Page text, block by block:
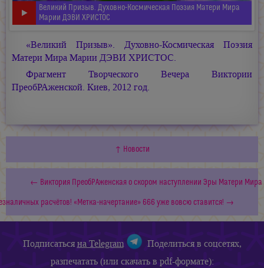
Великий Призыв. Духовно-Космическая Поэзия Матери Мира
Марии ДЭВИ ХРИСТОС
«Великий Призыв». Духовно-Космическая Поэзия
Матери Мира Марии ДЭВИ ХРИСТОС.
Фрагмент Творческого Вечера Виктории
ПреобРАженской. Киев, 2012 год.
↑ Новости
← Виктория ПреобРАженская о скором наступлении Эры Матери Мира
расчётов! «Метка-начертание» 666 уже вовсю ставится! →
Подписатьсяна Telegram
Поделиться в соцсетях,
разпечатать (или скачать в pdf-формате):